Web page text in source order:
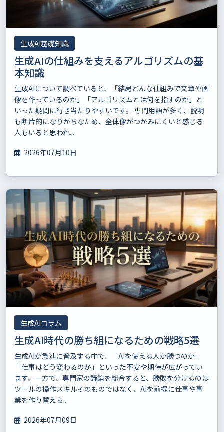
生成AI基礎知識
生成AIの仕組みを支えるアルゴリズムの基
本知識
生成AIについて調べていると、「結局どんな仕組みで文章や画
像を作っているのか」「アルゴリズムとは何を指すのか」と
いった疑問に行き当たりやすいです。 専門用語が多く、説明
も断片的になりがちなため、全体像がつかみにくいと感じる
人もいると思われ...
2026年07月10日
生成AIコラム
生成AI時代の勝ち組になるための戦略5選
生成AIが急速に普及する中で、「AIを使える人が勝つのか」
「仕事はどう変わるのか」といった不安や期待が広がってい
ます。一方で、専門家の議論を総合すると、勝敗を分けるのは
ツールの操作スキルそのものではなく、AIを前提に仕事や事
業を作り替えら...
2026年07月09日